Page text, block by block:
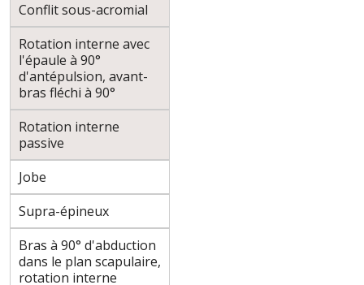
Conflit sous-acromial
Rotation interne avec
l'épaule à 90°
d'antépulsion, avant-
bras fléchi à 90°
Rotation interne
passive
Jobe
Supra-épineux
Bras à 90° d'abduction
dans le plan scapulaire,
rotation interne